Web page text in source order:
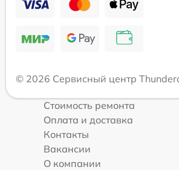
© 2026 Сервисный центр
Стоимость ремонта
Оплата и доставка
Контакты
Вакансии
О компании